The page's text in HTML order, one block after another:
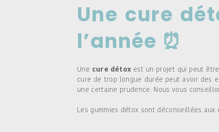
Une cure
l’année ⏰
Une cure détox est un projet qui peut
cure de trop longue durée peut avoir des
une certaine prudence. Nous vous
Les gummies détox sont déconseillées aux